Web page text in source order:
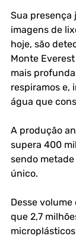
Sua presença
imagens de
hoje, são
Monte
mais
respiramos e,
água que
A produção
supera 400
sendo
único.
Desse
que 2,7